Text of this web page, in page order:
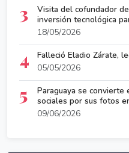
3
Visita del cofundador
inversión tecnológica
18/05/2026
4
Falleció Eladio Zárate,
05/05/2026
5
Paraguaya se
sociales por sus fotos
09/06/2026